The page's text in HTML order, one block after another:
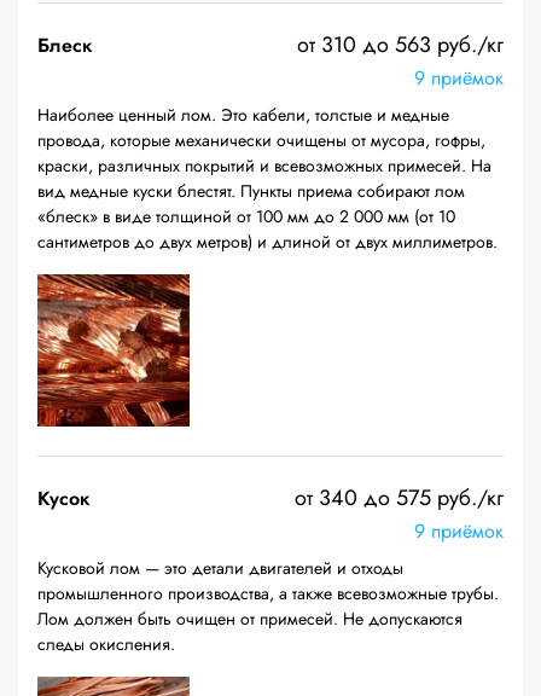
Блеск от 310 до 563 руб./кг
9 приёмок
Наиболее ценный лом. Это кабели, толстые и медные
провода, которые механически очищены от мусора, гофры,
краски, различных покрытий и всевозможных примесей. На
вид медные куски блестят. Пункты приема собирают лом
«блеск» в виде толщиной от 100 мм до 2 000 мм (от 10
сантиметров до двух метров) и длиной от двух миллиметров.
Кусок от 340 до 575 руб./кг
9 приёмок
Кусковой лом — это детали двигателей и отходы
промышленного производства, а также всевозможные трубы.
Лом должен быть очищен от примесей. Не допускаются
следы окисления.